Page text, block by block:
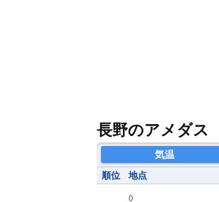
長野のアメダス
気温
順位 地点
()